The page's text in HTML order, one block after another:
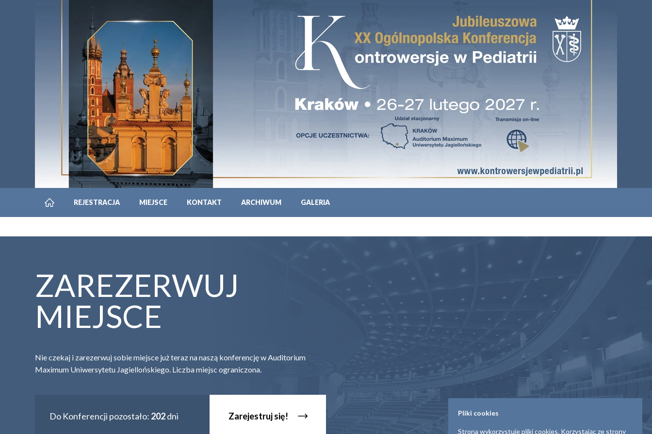
REJESTRACJA MIEJSCE KONTAKT ARCHIWUM GALERIA
ZAREZERWUJ
MIEJSCE
Nie czekaj i zarezerwuj sobie miejsce już teraz na naszą konferencję w Auditorium
Maximum Uniwersytetu Jagiellońskiego. Liczba miejsc ograniczona.
Do Konferencji pozostało: 202dni Zarejestruj się! Pliki cookies
Strona wykorzystuje pliki cookies. Korzystając ze strony